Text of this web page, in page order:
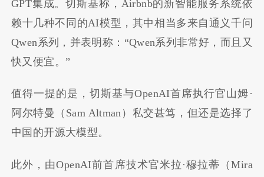
GPT集成。切斯基称，Airbnb的新智能服务系统依
赖十几种不同的AI模型，其中相当多来自通义千问
Qwen系列，并表明称：“Qwen系列非常好，而且又
快又便宜。”
值得一提的是，切斯基与OpenAI首席执行官山姆·
阿尔特曼（Sam Altman）私交甚笃，但还是选择了
中国的开源大模型。
此外，由OpenAI前首席技术官米拉·穆拉蒂（Mira